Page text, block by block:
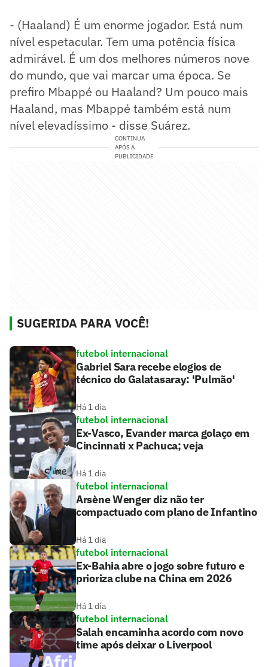
- (Haaland) É um enorme jogador. Está num
nível espetacular. Tem uma potência física
admirável. É um dos melhores números nove
do mundo, que vai marcar uma época. Se
prefiro Mbappé ou Haaland? Um pouco mais
Haaland, mas Mbappé também está num
nível elevadíssimo - disse Suárez.
CONTINUA
APÓS A
PUBLICIDADE
SUGERIDA PARA VOCÊ!
futebol internacional
Gabriel Sara recebe elogios de
técnico do Galatasaray: 'Pulmão'
Há 1 dia
futebol internacional
Ex-Vasco, Evander marca golaço em
Cincinnati x Pachuca; veja
Há 1 dia
futebol internacional
Arsène Wenger diz não ter
compactuado com plano de Infantino
Há 1 dia
futebol internacional
Ex-Bahia abre o jogo sobre futuro e
prioriza clube na China em 2026
Há 1 dia
futebol internacional
Salah encaminha acordo com novo
time após deixar o Liverpool